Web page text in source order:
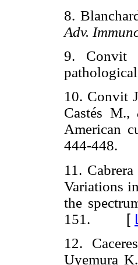
8.
Adv.
9. Convit
10. Convit
Castés M.,
American
444-448.
11.
Variations
the
151.
[
12.
Uyemura